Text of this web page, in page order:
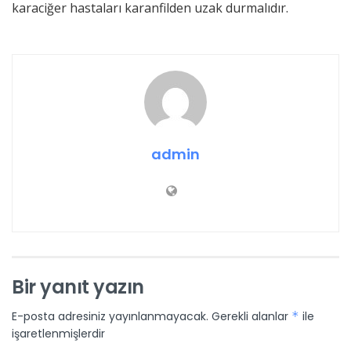
karaciğer hastaları karanfilden uzak durmalıdır.
admin
Bir yanıt yazın
E-posta adresiniz yayınlanmayacak. Gerekli alanlar * ile
işaretlenmişlerdir